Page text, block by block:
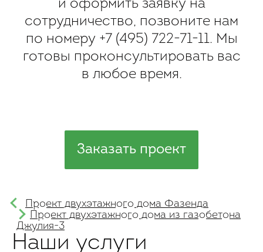
и оформить заявку на
сотрудничество, позвоните нам
по номеру +7 (495) 722-71-11. Мы
готовы проконсультировать вас
в любое время.
Заказать проект
Проект двухэтажного дома Фазенда
Проект двухэтажного дома из газобетона
Джулия-3
Наши услуги